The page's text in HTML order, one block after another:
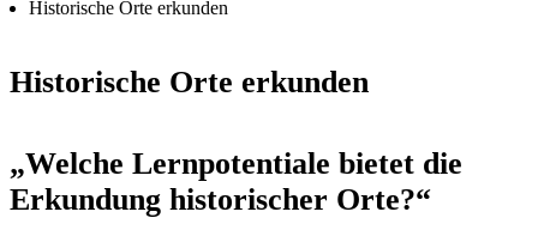
Historische Orte erkunden
Historische Orte erkunden
„Welche Lernpotentiale bietet die
Erkundung historischer Orte?“